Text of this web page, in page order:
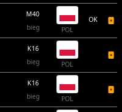
M40
bieg
POL
OK
K16
bieg
POL
K16
bieg
POL